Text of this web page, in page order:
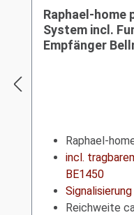
Durchschnittliche
Raphael-home
System incl.
Empfänger
Raphael-
incl.
BE1450
Reichweite